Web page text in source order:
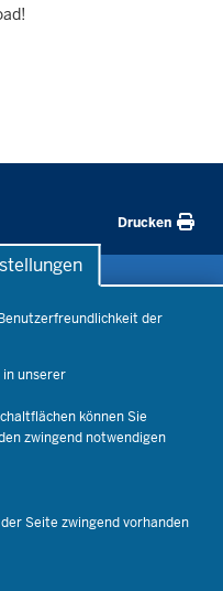
der
in unserer
können Sie
zwingend notwendigen
Seite zwingend vorhanden
Drucken